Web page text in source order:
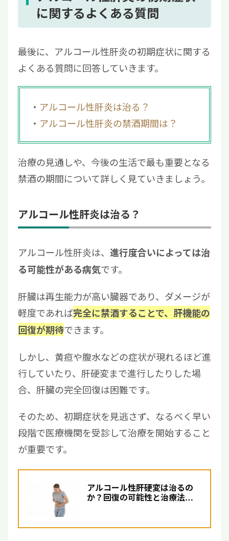
に関するよくある質問
最後に、アルコール性肝炎の初期症状に関する
よくある質問に回答していきます。
アルコール性肝炎は治る？
アルコール性肝炎の禁酒期間は？
治療の見通しや、今後の生活で最も重要となる
禁酒の期間について詳しく見ていきましょう。
アルコール性肝炎は治る？
アルコール性肝炎は、 進行度合いによっては治
る可能性がある病気です。
肝臓は再生能力が高い臓器であり、ダメージが
軽度であれば完全に禁酒することで、肝機能の
回復が期待できます。
しかし、黄疸や腹水などの症状が現れるほど進
行していたり、肝硬変まで進行したりした場
合、肝臓の完全回復は困難です。
そのため、初期症状を見逃さず、なるべく早い
段階で医療機関を受診して治療を開始すること
が重要です。
アルコール性肝硬変は治るの
か？回復の可能性と治療法に